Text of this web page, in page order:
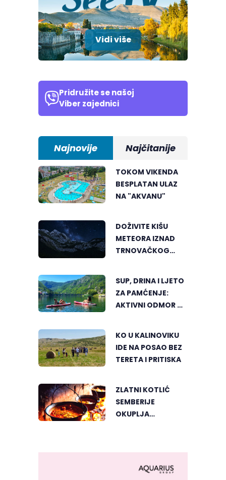
Vidi više
Pridružite se našoj
Viber zajednici
Najnovije Najčitanije
TOKOM VIKENDA
BESPLATAN ULAZ
NA "AKVANU"
DOŽIVITE KIŠU
METEORA IZNAD
TRNOVAČKOG
SUP, DRINA I LJETO
ZA PAMĆENJE:
AKTIVNI ODMOR U
KO U KALINOVIKU
IDE NA POSAO BEZ
TERETA I PRITISKA
ZLATNI KOTLIĆ
SEMBERIJE
OKUPLJA
U DVOROVIMA